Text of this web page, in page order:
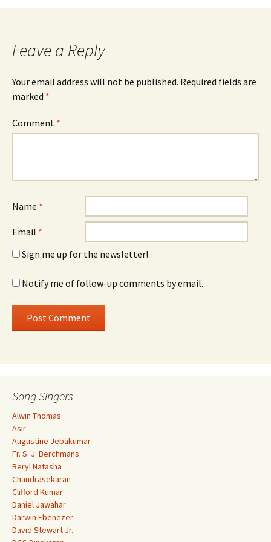
Leave a Reply
Your email address will not be published. Required fields are
marked *
Comment *
Name *
Email *
Sign me up for the newsletter!
Notify me of follow-up comments by email.
Song Singers
Alwin Thomas
Asir
Augustine Jebakumar
Fr. S. J. Berchmans
Beryl Natasha
Chandrasekaran
Clifford Kumar
Daniel Jawahar
Darwin Ebenezer
David Stewart Jr.